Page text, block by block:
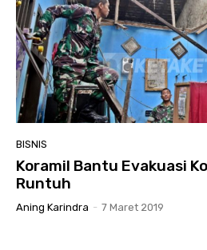
BISNIS
Koramil Bantu Evakuasi
Runtuh
Aning Karindra - 7 Maret 2019